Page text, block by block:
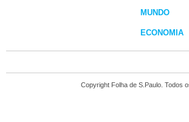
MUNDO
ECONOMIA
Copyright Folha de S.Paulo. Todos